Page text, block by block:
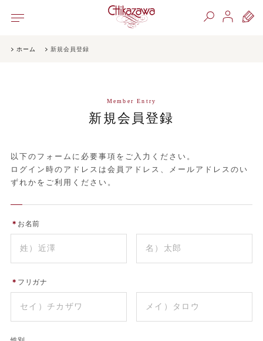
ホーム 新規会員登録
Member Entry
新規会員登録
以下のフォームに必要事項をご入力ください。
ログイン時のアドレスは会員アドレス、メールアドレスのい
ずれかをご利用ください。
＊ お名前
＊ フリガナ